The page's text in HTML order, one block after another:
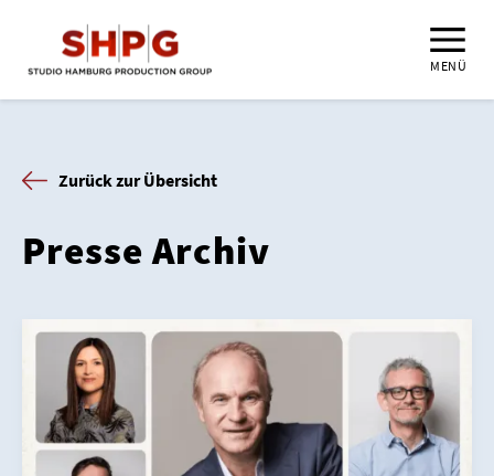
MENÜ
Zurück zur Übersicht
Presse Archiv